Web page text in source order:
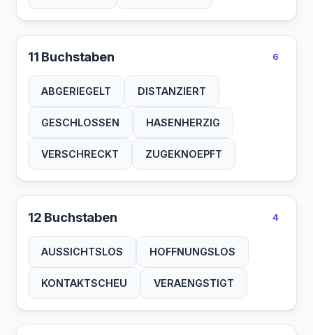
11 Buchstaben 6
ABGERIEGELT DISTANZIERT
GESCHLOSSEN HASENHERZIG
VERSCHRECKT ZUGEKNOEPFT
12 Buchstaben 4
AUSSICHTSLOS HOFFNUNGSLOS
KONTAKTSCHEU VERAENGSTIGT